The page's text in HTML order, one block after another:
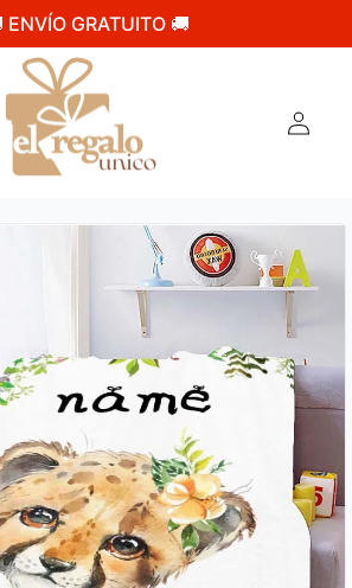
ENVÍO GRATUITO 🚚